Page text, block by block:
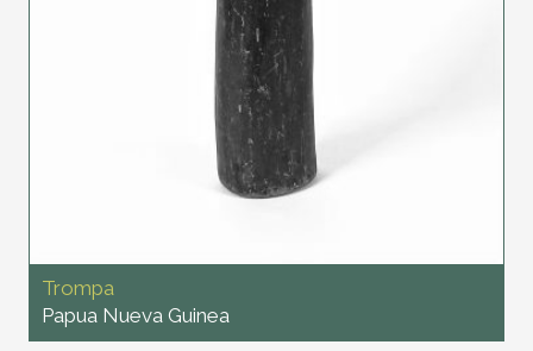
Trompa
Papua Nueva Guinea